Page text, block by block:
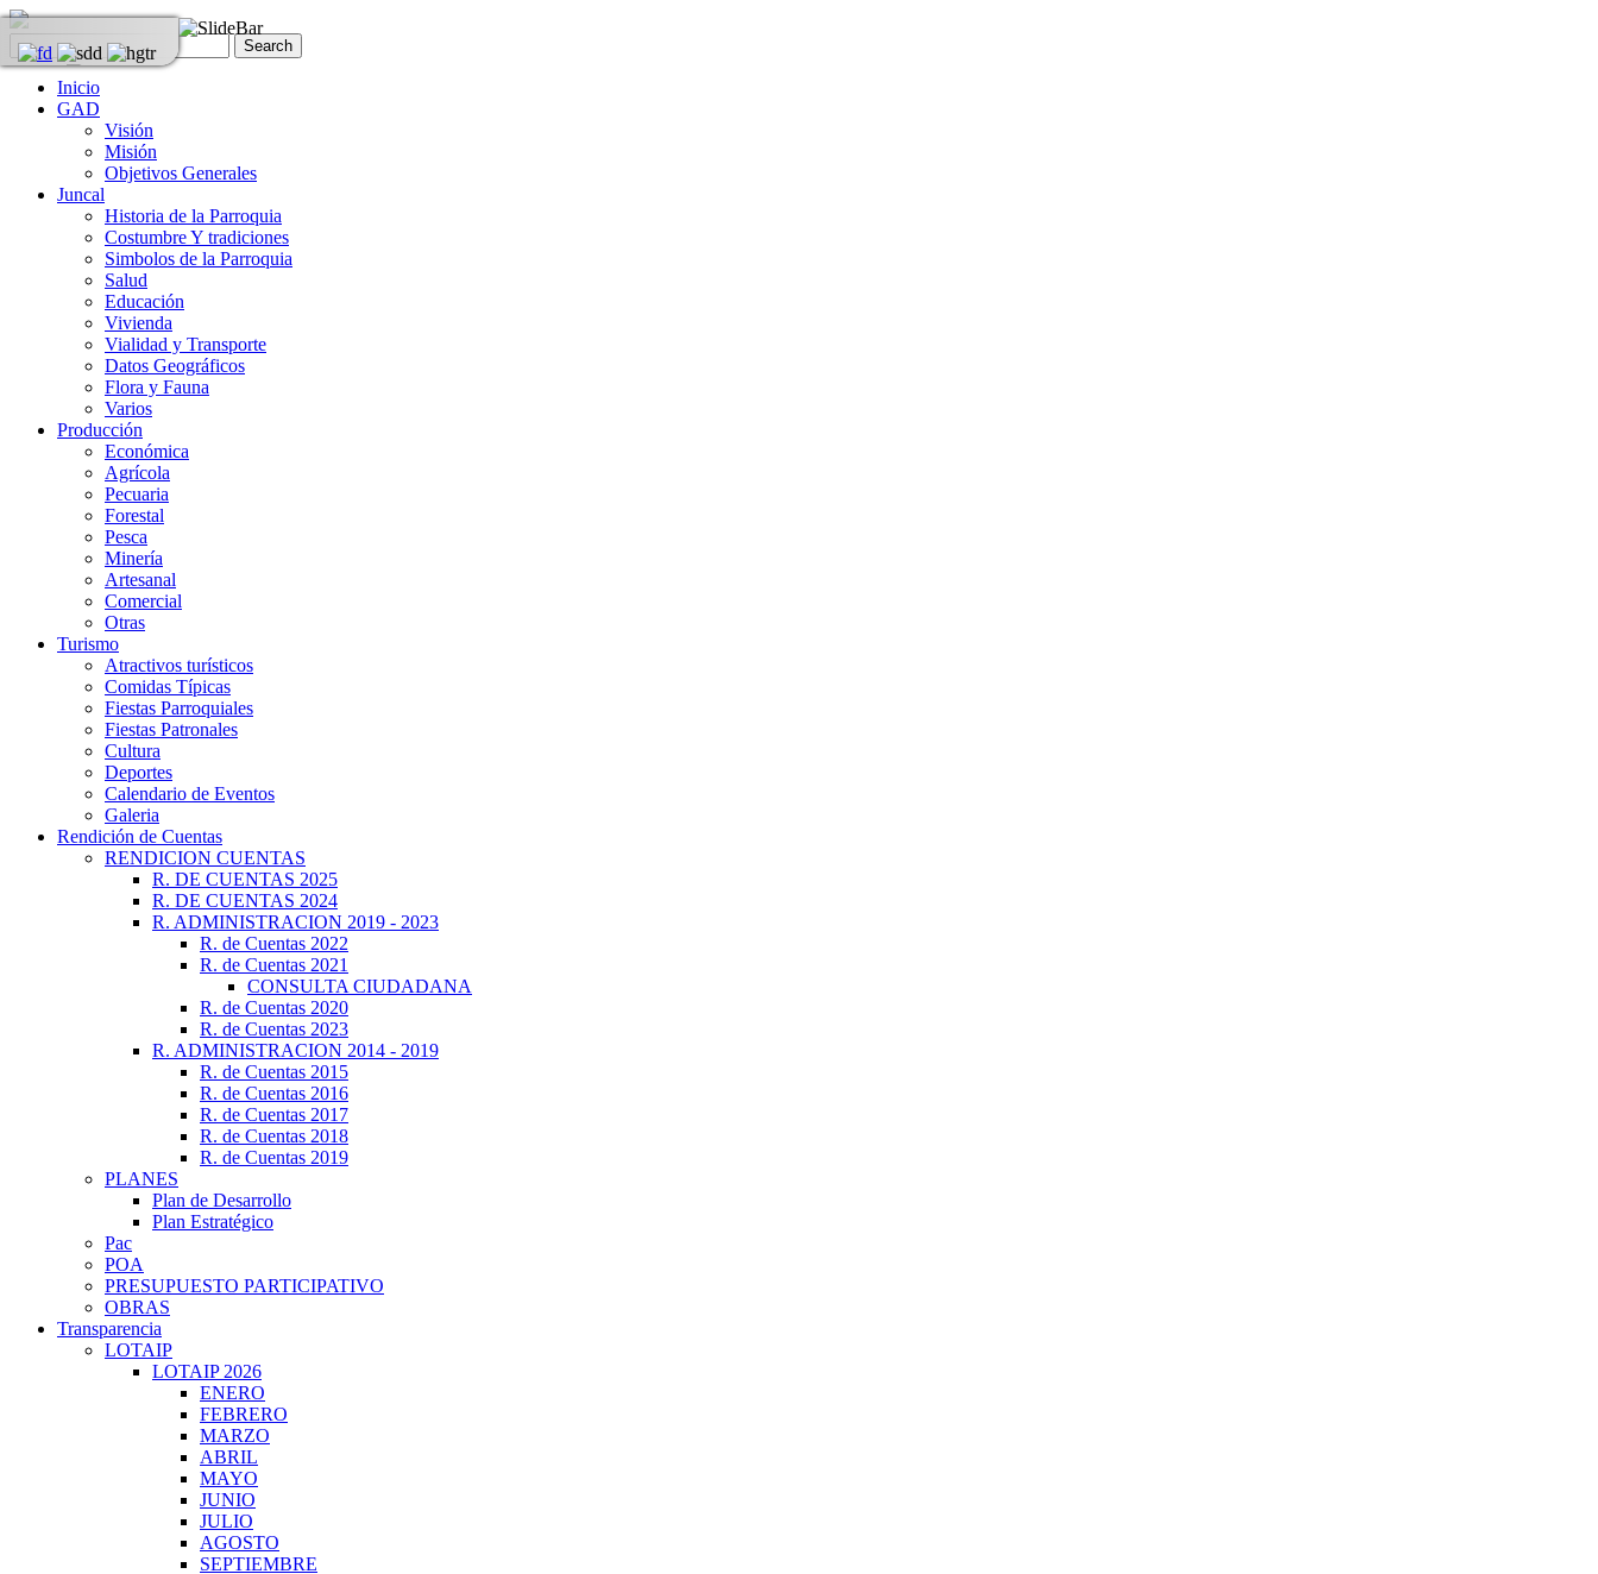
Inicio
GAD
Visión
Misión
Objetivos Generales
Juncal
Historia de la Parroquia
Costumbre Y tradiciones
Simbolos de la Parroquia
Salud
Educación
Vivienda
Vialidad y Transporte
Datos Geográficos
Flora y Fauna
Varios
Producción
Económica
Agrícola
Pecuaria
Forestal
Pesca
Minería
Artesanal
Comercial
Otras
Turismo
Atractivos turísticos
Comidas Típicas
Fiestas Parroquiales
Fiestas Patronales
Cultura
Deportes
Calendario de Eventos
Galeria
Rendición de Cuentas
RENDICION CUENTAS
R. DE CUENTAS 2025
R. DE CUENTAS 2024
R. ADMINISTRACION 2019 - 2023
R. de Cuentas 2022
R. de Cuentas 2021
CONSULTA CIUDADANA
R. de Cuentas 2020
R. de Cuentas 2023
R. ADMINISTRACION 2014 - 2019
R. de Cuentas 2015
R. de Cuentas 2016
R. de Cuentas 2017
R. de Cuentas 2018
R. de Cuentas 2019
PLANES
Plan de Desarrollo
Plan Estratégico
Pac
POA
PRESUPUESTO PARTICIPATIVO
OBRAS
Transparencia
LOTAIP
LOTAIP 2026
ENERO
FEBRERO
MARZO
ABRIL
MAYO
JUNIO
JULIO
AGOSTO
SEPTIEMBRE